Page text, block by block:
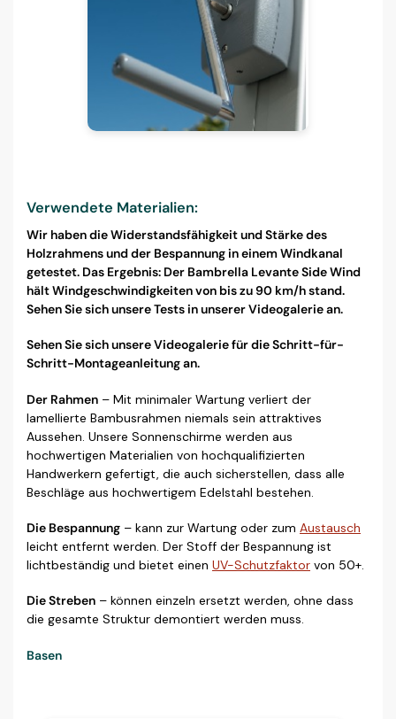
Verwendete Materialien:
Wir haben die Widerstandsfähigkeit und Stärke des
Holzrahmens und der Bespannung in einem Windkanal
getestet. Das Ergebnis: Der Bambrella Levante Side Wind
hält Windgeschwindigkeiten von bis zu 90 km/h stand.
Sehen Sie sich unsere Tests in unserer Videogalerie an.
Sehen Sie sich unsere Videogalerie für die Schritt-für-
Schritt-Montageanleitung an.
Der Rahmen – Mit minimaler Wartung verliert der
lamellierte Bambusrahmen niemals sein attraktives
Aussehen. Unsere Sonnenschirme werden aus
hochwertigen Materialien von hochqualifizierten
Handwerkern gefertigt, die auch sicherstellen, dass alle
Beschläge aus hochwertigem Edelstahl bestehen.
Die Bespannung – kann zur Wartung oder zum Austausch
leicht entfernt werden. Der Stoff der Bespannung ist
lichtbeständig und bietet einen UV-Schutzfaktor von 50+.
Die Streben – können einzeln ersetzt werden, ohne dass
die gesamte Struktur demontiert werden muss.
Basen